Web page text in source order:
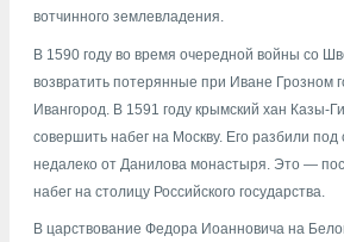
вотчинного землевладения.
В 1590 году во время очередной войны со
возвратить потерянные при Иване Грозном
Ивангород. В 1591 году крымский хан Казы-
совершить набег на Москву. Его разбили под
недалеко от Данилова монастыря. Это —
набег на столицу Российского государства.
В царствование Федора Иоанновича на